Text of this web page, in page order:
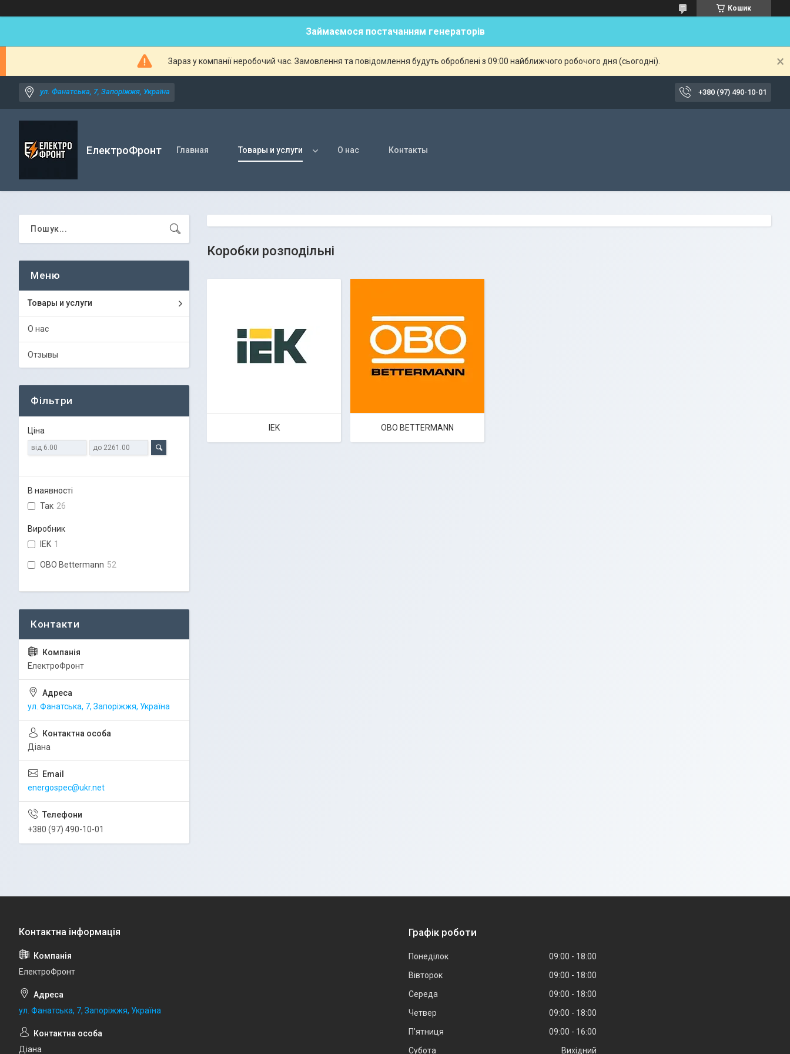
Кошик
Займаємося постачанням генераторів
Зараз у компанії неробочий час. Замовлення та повідомлення будуть оброблені з 09:00 найближчого робочого дня (сьогодні).
ул. Фанатська, 7, Запоріжжя, Україна +380 (97) 490-10-01
ЕлектроФронт Главная Товары и услуги О нас Контакты
Коробки розподільні
ІEK OBO BETTERMANN
Товары и услуги
О нас
Отзывы
Фільтри
Ціна
В наявності
Так 26
Виробник
IEK 1
OBO Bettermann 52
ЕлектроФронт
ул. Фанатська, 7, Запоріжжя, Україна
Діана
energospec@ukr.net
+380 (97) 490-10-01
ЕлектроФронт
ул. Фанатська, 7, Запоріжжя, Україна
Діана
Графік роботи
Понеділок 09:00
18:00
Вівторок
09:00
18:00
Середа
09:00
18:00
Четвер
09:00
18:00
Пʼятниця
09:00
16:00
Субота
Вихідний